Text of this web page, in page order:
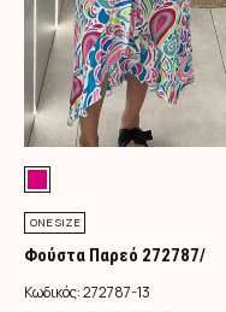
ONE SIZE
Φούστα Παρεό 272787/
Φούξια
Κωδικός:272787-13